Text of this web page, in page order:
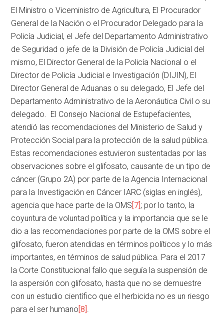
El Ministro o Viceministro de Agricultura, El Procurador
General de la Nación o el Procurador Delegado para la
Policía Judicial, el Jefe del Departamento Administrativo
de Seguridad o jefe de la División de Policía Judicial del
mismo, El Director General de la Policía Nacional o el
Director de Policía Judicial e Investigación (DIJIN), El
Director General de Aduanas o su delegado, El Jefe del
Departamento Administrativo de la Aeronáutica Civil o su
delegado. El Consejo Nacional de Estupefacientes,
atendió las recomendaciones del Ministerio de Salud y
Protección Social para la protección de la salud pública.
Estas recomendaciones estuvieron sustentadas por las
observaciones sobre el glifosato, causante de un tipo de
cáncer (Grupo 2A) por parte de la Agencia Internacional
para la Investigación en Cáncer IARC (siglas en inglés),
agencia que hace parte de la OMS [7] ; por lo tanto, la
coyuntura de voluntad política y la importancia que se le
dio a las recomendaciones por parte de la OMS sobre el
glifosato, fueron atendidas en términos políticos y lo más
importantes, en términos de salud pública. Para el 2017
la Corte Constitucional fallo que seguía la suspensión de
la aspersión con glifosato, hasta que no se demuestre
con un estudio científico que el herbicida no es un riesgo
para el ser humano [8] .